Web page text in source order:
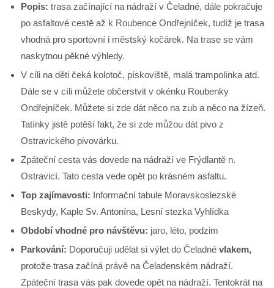
Popis:trasa začínající na nádraží v Čeladné, dále pokračuje
po asfaltové cestě až k Roubence Ondřejníček, tudíž je trasa
vhodná pro sportovní i městský kočárek. Na trase se vám
naskytnou pěkné výhledy.
V cíli na děti čeká kolotoč, pískoviště, malá trampolínka atd.
Dále se v cíli můžete občerstvit v okénku Roubenky
Ondřejníček. Můžete si zde dát něco na zub a něco na žízeň.
Tatínky jistě potěší fakt, že si zde můžou dát pivo z
Ostravického pivovárku.
Zpáteční cesta vás dovede na nádraží ve Frýdlantě n.
Ostravicí. Tato cesta vede opět po krásném asfaltu.
Top zajímavosti: Informační tabule Moravskoslezské
Beskydy, Kaple Sv. Antonína, Lesní stezka Vyhlídka
Období vhodné pro návštěvu: jaro, léto, podzim
Parkování: Doporučuji udělat si výlet do Čeladnévlakem,
protože trasa začíná právě na Čeladenském nádraží.
Zpáteční trasa vás pak dovede opět na nádraží. Tentokrát na